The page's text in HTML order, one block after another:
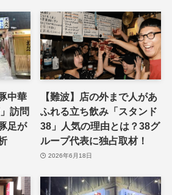
中華
訪問
足が
【難波】店の外まで人があ
ふれる立ち飲み「スタンド
38」人気の理由とは？38グ
ループ代表に独占取材！
2026年6月18日